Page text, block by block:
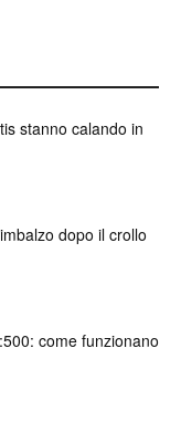
stanno calando in
dopo il crollo
come funzionano